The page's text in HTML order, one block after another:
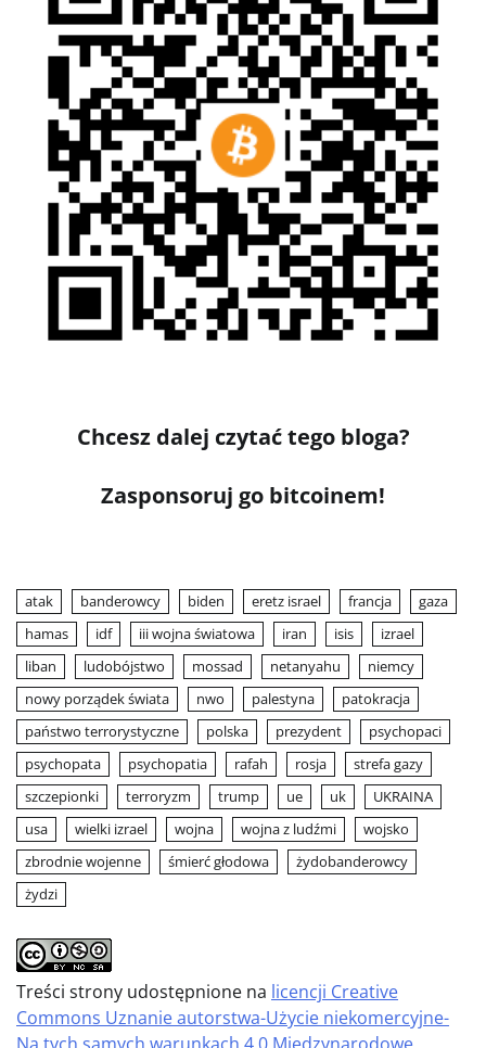
Chcesz dalej czytać tego bloga?
Zasponsoruj go bitcoinem!
atak banderowcy biden eretz israel francja
gaza
hamas
idf iii wojna światowa iran isis
izrael
liban
ludobójstwo mossad netanyahu
niemcy
nowy porządek świata
nwo palestyna
patokracja
państwo terrorystyczne
polska prezydent
psychopaci
psychopata
psychopatia rafah rosja
strefa gazy
szczepionki
terroryzm trump ue uk
UKRAINA
usa
wielki izrael wojna wojna z ludźmi
wojsko
zbrodnie wojenne
śmierć głodowa
żydobanderowcy
żydzi
Treści strony udostępnione na licencji Creative
Commons Uznanie autorstwa-Użycie niekomercyjne-